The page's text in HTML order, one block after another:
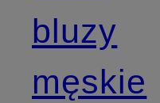
bluzy
męskie